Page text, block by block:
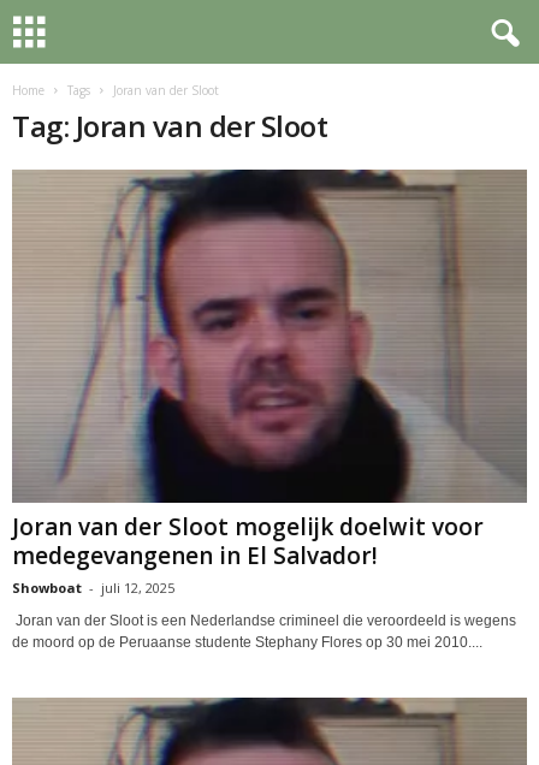
Home Tags Joran van der Sloot
Tag: Joran van der Sloot
Joran van der Sloot mogelijk doelwit voor
medegevangenen in El Salvador!
Showboat - juli 12, 2025
Joran van der Sloot is een Nederlandse crimineel die veroordeeld is wegens
de moord op de Peruaanse studente Stephany Flores op 30 mei 2010....